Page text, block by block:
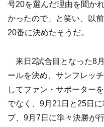
号20を選んだ理由を聞か
かったので」と笑い、以
20番に決めたそうだ。
来日2試合目となった8
ールを決め、サンフレッ
してファン・サポーター
でなく、9月21日と25日
プ、9月7日に準々決勝が